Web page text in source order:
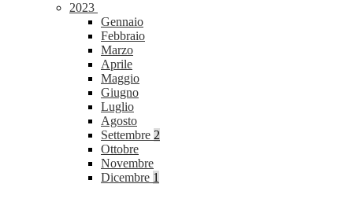
2023
Gennaio
Febbraio
Marzo
Aprile
Maggio
Giugno
Luglio
Agosto
Settembre 2
Ottobre
Novembre
Dicembre 1